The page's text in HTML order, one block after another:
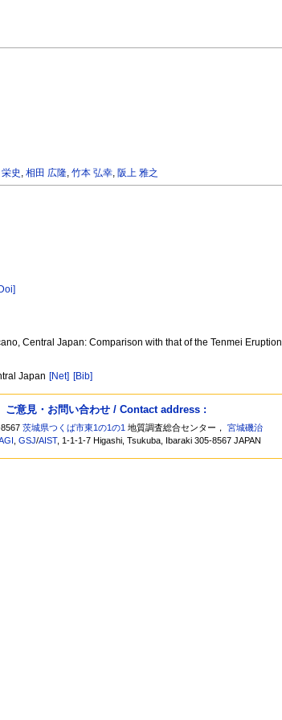
史 ,相田 広隆,竹本 弘幸, 阪上 雅之
Central Japan: Comparison with that of the Tenmei Eruption
Japan [Net] [Bib]
ご意見・お問い合わせ / Contact address :
8567茨城県つくば市東1の1の1 地質調査総合センター，宮城磯治
,GSJ/AIST, 1-1-1-7 Higashi, Tsukuba, Ibaraki 305-8567 JAPAN